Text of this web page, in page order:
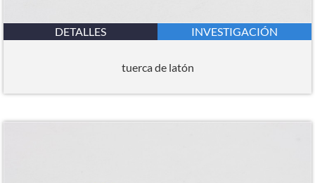
DETALLES INVESTIGACIÓN
tuerca de latón